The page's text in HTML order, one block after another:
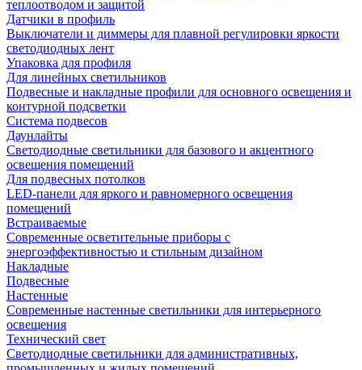
теплоотводом и защитой
Датчики в профиль
Выключатели и диммеры для плавной регулировки яркости
светодиодных лент
Упаковка для профиля
Для линейных светильников
Подвесные и накладные профили для основного освещения и
контурной подсветки
Система подвесов
Даунлайты
Светодиодные светильники для базового и акцентного
освещения помещений
Для подвесных потолков
LED-панели для яркого и равномерного освещения
помещений
Встраиваемые
Современные осветительные приборы с
энергоэффективностью и стильным дизайном
Накладные
Подвесные
Настенные
Современные настенные светильники для интерьерного
освещения
Технический свет
Светодиодные светильники для административных,